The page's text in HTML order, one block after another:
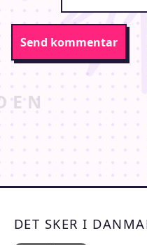
DET SKER I